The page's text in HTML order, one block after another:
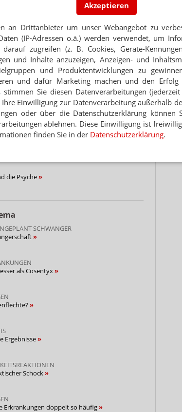
Akzeptieren
an Drittanbieter um unser Webangebot zu
(IP-Adressen o.ä.) werden verwendet, um
zugreifen (z. B. Cookies, Geräte-
und Inhalte anzuzeigen, Anzeigen- und
und Produktentwicklungen zu
und dafür Marketing machen und den Erfolg
stimmen Sie diesen Datenverarbeitungen
Einwilligung zur Datenverarbeitung außerhalb
oder über die Datenschutzerklärung können
ablehnen. Diese Einwilligung ist
finden Sie in der Datenschutzerklärung.
leiden doppelt
Symptome behandeln
setzen auf Biologika
die Psyche
SCHWANGER
als Cosentyx
Ergebnisse
Schock
Erkrankungen doppelt so häufig